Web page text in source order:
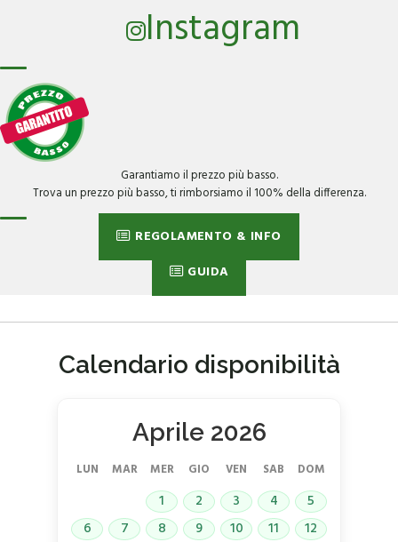
Instagram
Garantiamo il prezzo più basso.
Trova un prezzo più basso, ti rimborsiamo il 100% della differenza.
REGOLAMENTO & INFO
GUIDA
Calendario disponibilità
Aprile 2026
LUN MAR MER GIO VEN SAB DOM
1 2 3 4
5
6
7 8 9 10 11
12